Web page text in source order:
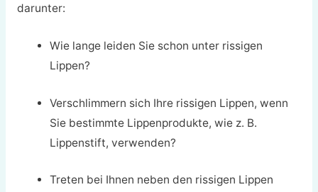
darunter:
Wie lange leiden Sie schon unter rissigen
Lippen?
Verschlimmern sich Ihre rissigen Lippen, wenn
Sie bestimmte Lippenprodukte, wie z. B.
Lippenstift, verwenden?
Treten bei Ihnen neben den rissigen Lippen